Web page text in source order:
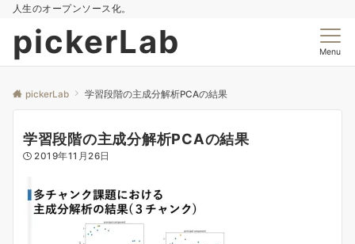
人生のオープンソース化。
pickerLab Menu
pickerLab 学習段階の主成分解析PCAの結果
学習段階の主成分解析PCAの結果
2019年11月26日